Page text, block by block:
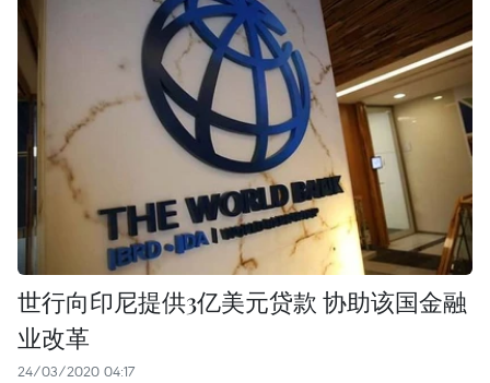
世行向印尼提供3亿美元贷款 协助该国金融
业改革
24/03/2020 04:17